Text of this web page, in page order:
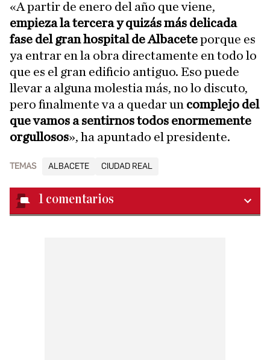
«A partir de enero del año que viene,
empieza la tercera y quizás más delicada
fase del gran hospital de Albaceteporque es
ya entrar en la obra directamente en todo lo
que es el gran edificio antiguo. Eso puede
llevar a alguna molestia más, no lo discuto,
pero finalmente va a quedar un complejo del
que vamos a sentirnos todos enormemente
orgullosos», ha apuntado el presidente.
TEMAS ALBACETE CIUDAD REAL
1 comentarios